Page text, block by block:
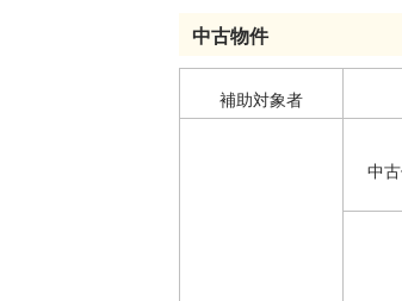
中古物件
補助対象者
中